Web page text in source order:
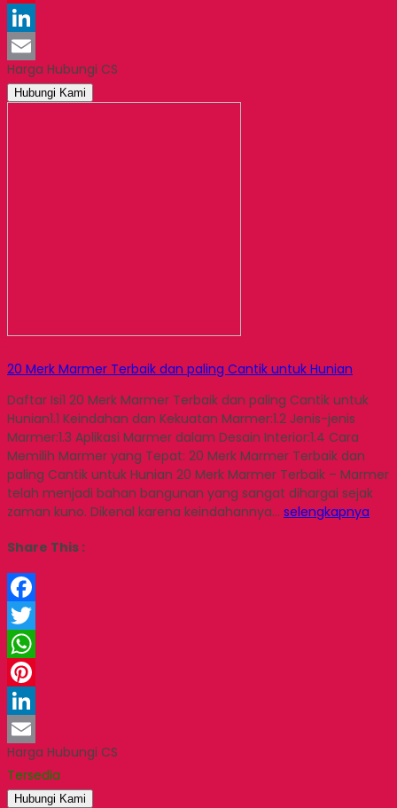
Pinterest
LinkedIn
Email
Harga Hubungi CS
Hubungi Kami
20 Merk Marmer Terbaik dan paling Cantik untuk Hunian
Daftar Isi1 20 Merk Marmer Terbaik dan paling Cantik untuk
Hunian1.1 Keindahan dan Kekuatan Marmer:1.2 Jenis-jenis
Marmer:1.3 Aplikasi Marmer dalam Desain Interior:1.4 Cara
Memilih Marmer yang Tepat: 20 Merk Marmer Terbaik dan
paling Cantik untuk Hunian 20 Merk Marmer Terbaik – Marmer
telah menjadi bahan bangunan yang sangat dihargai sejak
zaman kuno. Dikenal karena keindahannya… selengkapnya
Share This :
Facebook
Twitter
WhatsApp
Pinterest
LinkedIn
Email
Harga Hubungi CS
Tersedia
Hubungi Kami